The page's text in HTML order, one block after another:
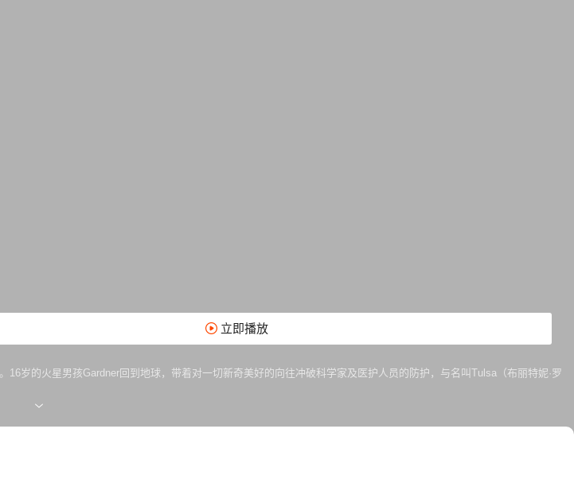
立即播放
岁的火星男孩Gardner回到地球，带着对一切新奇美好的向往冲破科学家及医护人员的防护，与名叫Tulsa（布丽特妮·罗